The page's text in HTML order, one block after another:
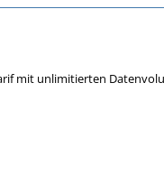
mit unlimitierten